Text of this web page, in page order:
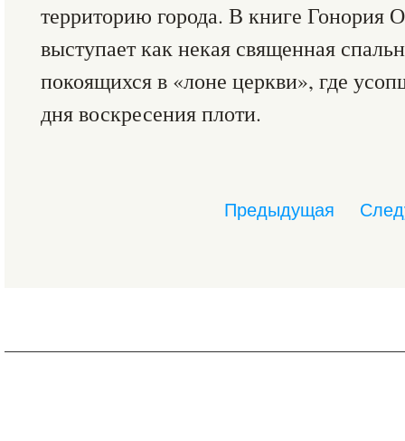
территорию города. В книге Гонория
выступает как некая священная
покоящихся в «лоне церкви», где
дня воскресения плоти.
Предыдущая